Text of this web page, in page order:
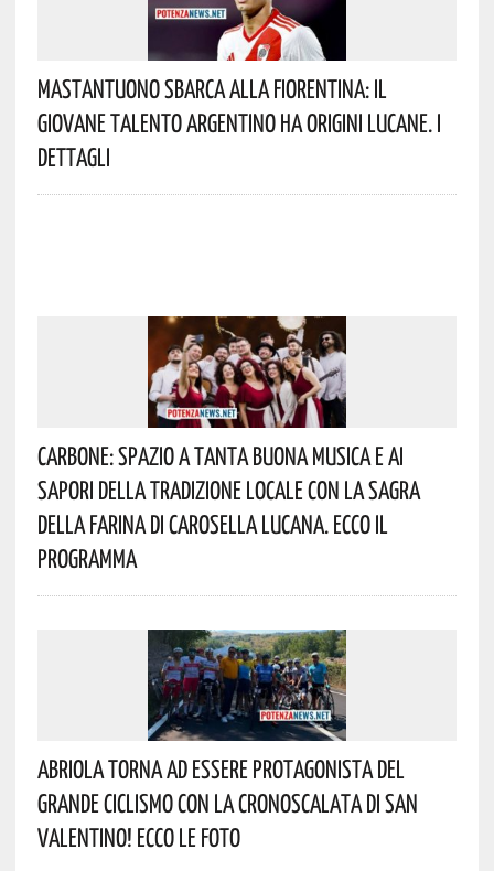
Mastantuono Sbarca Alla Fiorentina: Il
Giovane Talento Argentino Ha Origini Lucane. I
Dettagli
Carbone: Spazio A Tanta Buona Musica E Ai
Sapori Della Tradizione Locale Con La Sagra
Della Farina Di Carosella Lucana. Ecco Il
Programma
Abriola Torna Ad Essere Protagonista Del
Grande Ciclismo Con La Cronoscalata Di San
Valentino! Ecco Le Foto